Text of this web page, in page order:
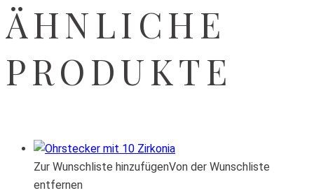
ÄHNLICHE
PRODUKTE
Zur Wunschliste hinzufügenVon der Wunschliste
entfernen